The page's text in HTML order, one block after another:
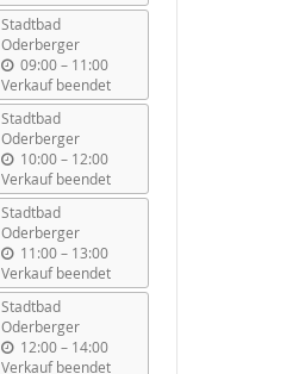
s
Stadtbad
Oderberger
09:00 –b
i
s
11:00
Verkauf beendet
Stadtbad
Oderberger
10:00 –b
i
s
12:00
Verkauf beendet
Stadtbad
Oderberger
11:00 –b
i
s
13:00
Verkauf beendet
Stadtbad
Oderberger
12:00 –b
i
14:00
Verkauf beendet